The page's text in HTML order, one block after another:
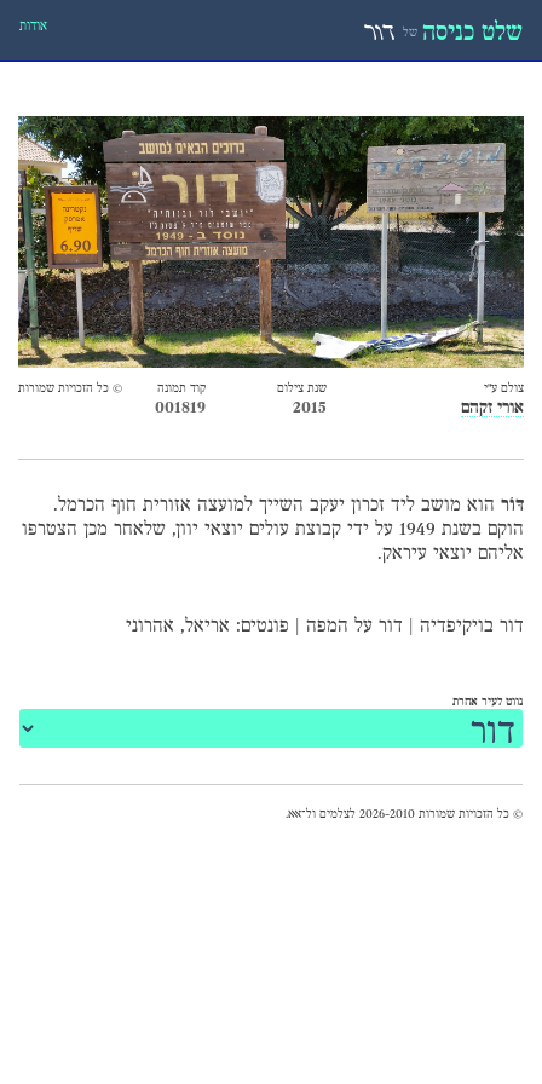
שלט כניסה של דור אודות
צולם ע״י
אורי זקהם
שנת צילום
2015
קוד תמונה
001819
© כל הזכויות שמורות
דּוֹר הוא מושב ליד זכרון יעקב השייך למועצה אזורית חוף הכרמל.
הוקם בשנת 1949 על ידי קבוצת עולים יוצאי יוון, שלאחר מכן הצטרפו
אליהם יוצאי עיראק.
דור בויקיפדיה דור על המפה פונטים: אריאל, אהרוני
נווט לעיר אחרת
© כל הזכויות שמורות 2026-2010 לצלמים ול־ אאא.